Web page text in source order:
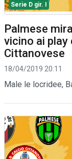
Serie D gir. I
Palmese
vicino ai
Cittanovese
18/04/2019 20:11
Male le locridee,